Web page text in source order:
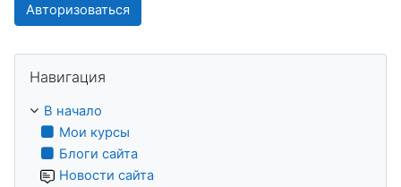
Авторизоваться
Навигация
В начало
Мои курсы
Блоги сайта
Новости сайта